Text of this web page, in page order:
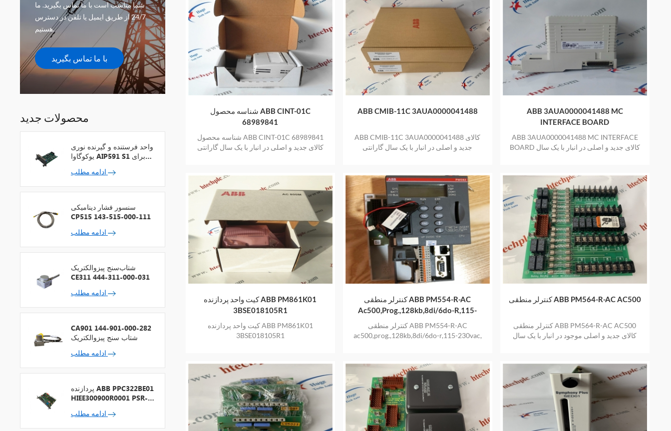
شناسه محصول ABB CINT-01C
68989841
شناسه محصول ABB CINT-01C 68989841
کالای جدید و اصلی در انبار با یک سال گارانتی
ABB CMIB-11C 3AUA0000041488
ABB CMIB-11C 3AUA0000041488 کالای
جدید و اصلی در انبار با یک سال گارانتی
ABB 3AUA0000041488 MC
INTERFACE BOARD
ABB 3AUA0000041488 MC INTERFACE
BOARD کالای جدید و اصلی در انبار با یک سال
کیت واحد پردازنده ABB PM861K01
3BSE018105R1
کیت واحد پردازنده ABB PM861K01
3BSE018105R1
کنترلر منطقی ABB PM554-R-AC
Ac500,prog.,128kb,8di/6do-R,115-
230vac, 1xrs485,2xoption Slot
کنترلر منطقی ABB PM554-R-AC
ac500,prog.,128kb,8di/6do-r,115-230vac,
کنترلر منطقی ABB PM564-R-AC AC500
کنترلر منطقی ABB PM564-R-AC AC500
کالای جدید و اصلی موجود در انبار با یک سال
شما مناسب است با ما تماس بگیرید. ما
24/7 از طریق ایمیل یا تلفن در دسترس
هستیم.
با ما تماس بگیرید
محصولات جدید
واحد فرستنده و گیرنده نوری
یوکوگاوا AIP591 S1 برای
سنسور فشار دینامیکی
CP515 143-515-000-111
شتاب‌سنج پیزوالکتریک
CE311 444-311-000-031
CA901 144-901-000-282
شتاب سنج پیزوالکتریک
پردازنده ABB PPC322BE01
HIEE300900R0001 PSR-2